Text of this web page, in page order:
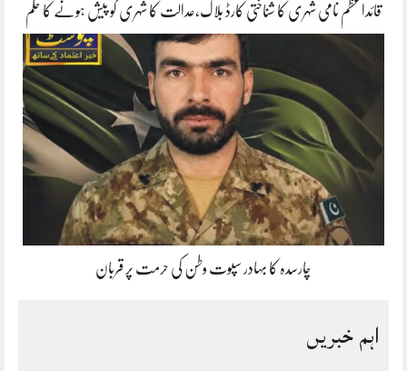
قائداعظم نامی شہری کا شناختی کارڈ بلاک،عدالت کا شہری کو پیش ہونے کا حکم
چارسدہ کا بہادر سپوت وطن کی حرمت پر قربان
اہم خبریں